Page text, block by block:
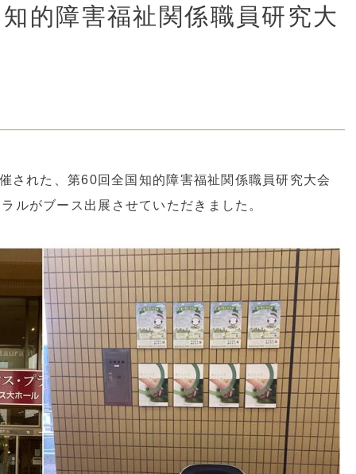
的障害福祉関係職員研究大
された、第60回全国知的障害福祉関係職員研究大会
ルがブース出展させていただきました。